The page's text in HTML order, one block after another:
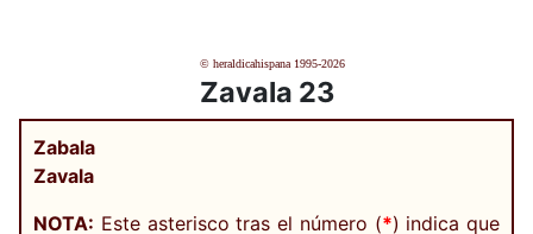
© heraldicahispana 1995-2026
Zavala 23
Zabala
Zavala
NOTA: Este asterisco tras el número (*) indica que